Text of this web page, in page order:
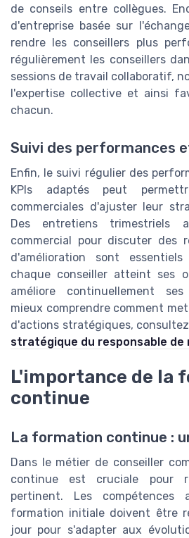
de conseils entre collègues.
d'entreprise basée sur
rendre les conseillers plus
régulièrement les conseillers
sessions de travail collaboratif,
l'expertise collective et ainsi
chacun.
Suivi des performances
Enfin, le suivi régulier des
KPIs adaptés peut
commerciales d'ajuster leur
Des entretiens trimestriels
commercial pour discuter des
d'amélioration sont
chaque conseiller atteint ses
améliore continuellement
mieux comprendre comment
d'actions stratégiques,
stratégique du responsable de
L'importance de la
continue
La formation continue :
Dans le métier de conseiller
continue est cruciale pour
pertinent. Les compétences
formation initiale doivent être
jour pour s'adapter aux